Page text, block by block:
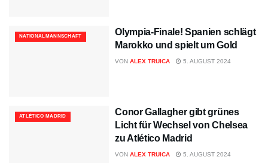
NATIONALMANNSCHAFT
Olympia-Finale! Spanien schlägt
Marokko und spielt um Gold
VON ALEX TRUICA 5. AUGUST 2024
ATLÉTICO MADRID
Conor Gallagher gibt grünes
Licht für Wechsel von Chelsea
zu Atlético Madrid
VON ALEX TRUICA 5. AUGUST 2024